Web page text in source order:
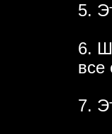
5.
6.
все
7.